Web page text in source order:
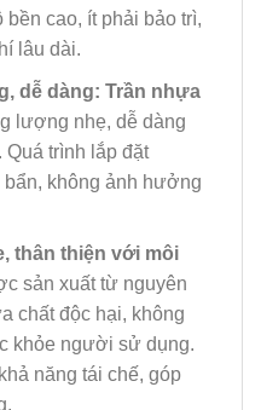
cao, ít phải bảo trì,
lâu dài.
dễ dàng: Trần nhựa
lượng nhẹ, dễ dàng
Quá trình lắp đặt
không ảnh hưởng
thân thiện với môi
sản xuất từ nguyên
chất độc hại, không
khỏe người sử dụng.
năng tái chế, góp